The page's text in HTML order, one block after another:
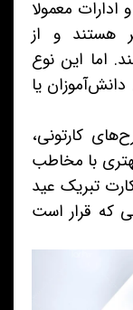
ادارات معمولا
هستند و از
اما این نوع
یا
کارتونی،
با مخاطب
تبریک عید
که قرار است